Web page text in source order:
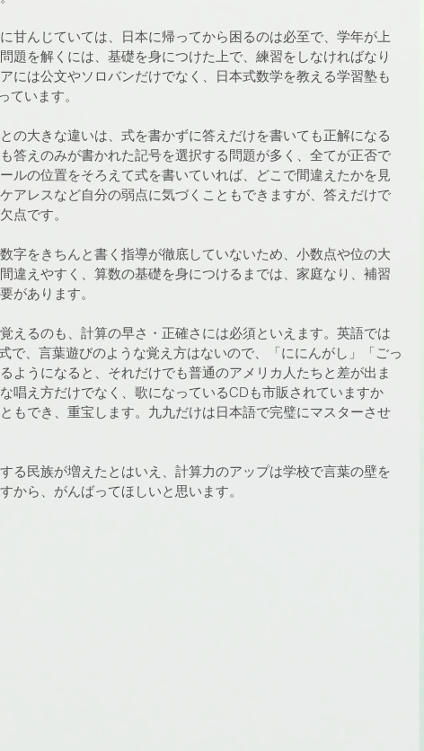
甘んじていては、日本に帰ってから困るのは必至で、学年が上
題を解くには、基礎を身につけた上で、練習をしなければなり
には公文やソロバンだけでなく、日本式数学を教える学習塾も
ています。
の大きな違いは、式を書かずに答えだけを書いても正解になる
答えのみが書かれた記号を選択する問題が多く、全てが正否で
ルの位置をそろえて式を書いていれば、どこで間違えたかを見
アレスなど自分の弱点に気づくこともできますが、答えだけで
点です。
字をきちんと書く指導が徹底していないため、小数点や位の大
違えやすく、算数の基礎を身につけるまでは、家庭なり、補習
があります。
えるのも、計算の早さ・正確さには必須といえます。英語では
式で、言葉遊びのような覚え方はないので、「ににんがし」「ごっ
ようになると、それだけでも普通のアメリカ人たちと差が出ま
唱え方だけでなく、歌になっているCDも市販されていますか
もでき、重宝します。九九だけは日本語で完璧にマスターさせ
る民族が増えたとはいえ、計算力のアップは学校で言葉の壁を
から、がんばってほしいと思います。